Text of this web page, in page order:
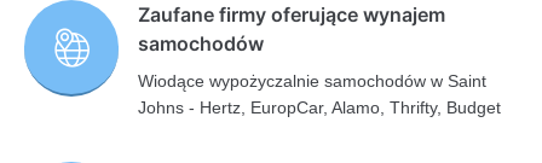
Zaufane firmy oferujące wynajem
samochodów
Wiodące wypożyczalnie samochodów w Saint
Johns - Hertz, EuropCar, Alamo, Thrifty, Budget